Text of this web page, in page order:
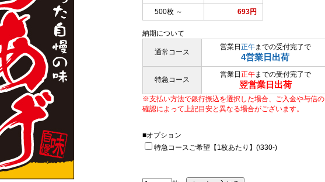
500枚 ～
693円
納期について
通常コース
営業日 正午までの受付完了で
4営業日出荷
特急コース
営業日 正午までの受付完了で
翌営業日出荷
※支払い方法で銀行振込を選択した場合、ご入金や与信の
確認によって上記目安と異なる場合がございます。
■オプション
特急コースご希望【1枚あたり】(\330-)